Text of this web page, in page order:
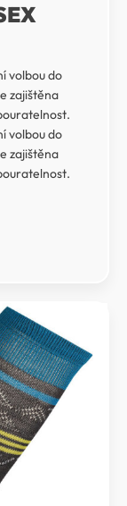
volbou do
zajištěna
volbou do
zajištěna